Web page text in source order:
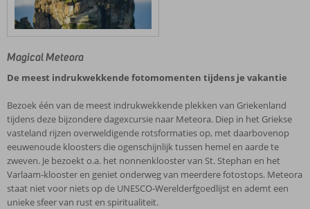
Magical Meteora
De meest indrukwekkende fotomomenten tijdens je vakantie
Bezoek één van de meest indrukwekkende plekken van Griekenland
tijdens deze bijzondere dagexcursie naar Meteora. Diep in het Griekse
vasteland rijzen overweldigende rotsformaties op, met daarbovenop
eeuwenoude kloosters die ogenschijnlijk tussen hemel en aarde te
zweven. Je bezoekt o.a. het nonnenklooster van St. Stephan en het
Varlaam‑klooster en geniet onderweg van meerdere fotostops. Meteora
staat niet voor niets op de UNESCO‑Werelderfgoedlijst en ademt een
unieke sfeer van rust en spiritualiteit.